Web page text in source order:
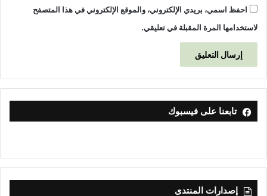
s
احفظ اسمي، بريدي الإلكتروني، والموقع الإلكتروني في هذا المتصفح
لاستخدامها المرة المقبلة في تعليقي.
تابعنا على فيسبوك
إصدارات المنتدى